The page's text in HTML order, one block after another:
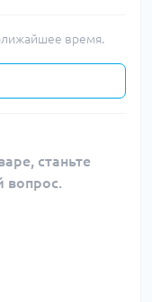
время.
станьте
вопрос.